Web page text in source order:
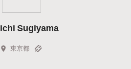
Sugiyama
東京都